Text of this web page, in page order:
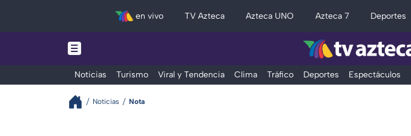
en vivo TV Azteca Azteca UNO Azteca 7 Deportes
Noticias Turismo Viral y Tendencia Clima Tráfico Deportes Espectáculos
Noticias Nota